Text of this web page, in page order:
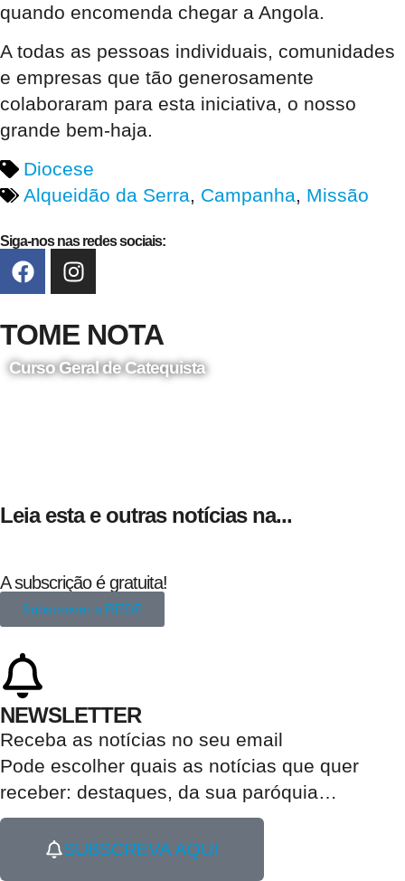
quando encomenda chegar a Angola.
A todas as pessoas individuais, comunidades
e empresas que tão generosamente
colaboraram para esta iniciativa, o nosso
grande bem-haja.
Diocese
Alqueidão da Serra, Campanha, Missão
Siga-nos nas redes sociais:
TOME NOTA
Curso Geral de Catequista
Leia esta e outras notícias na...
A subscrição é gratuita!
Subscrever a REDE
NEWSLETTER
Receba as notícias no seu email​
Pode escolher quais as notícias que quer
receber: destaques, da sua paróquia…
SUBSCREVA AQUI